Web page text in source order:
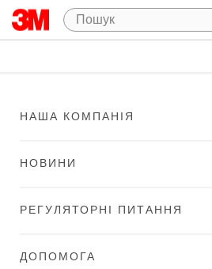
НАША КОМПАНІЯ
НОВИНИ
РЕГУЛЯТОРНІ ПИТАННЯ
ДОПОМОГА